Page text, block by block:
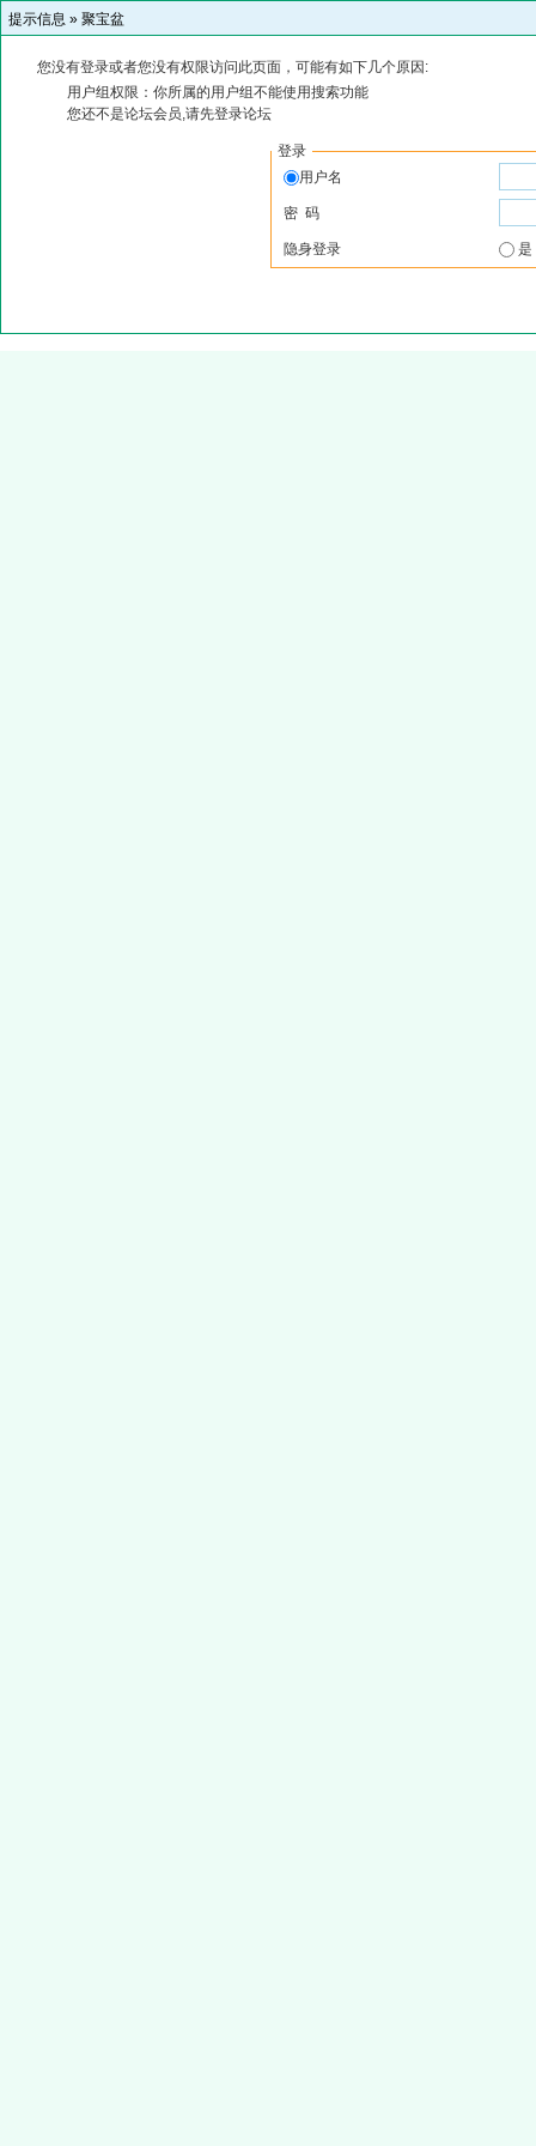
提示信息 » 聚宝盆
您没有登录或者您没有权限访问此页面，可能有如下几个原因:
用户组权限：你所属的用户组不能使用搜索功能
您还不是论坛会员,请先登录论坛
登录
用户名
密 码
隐身登录